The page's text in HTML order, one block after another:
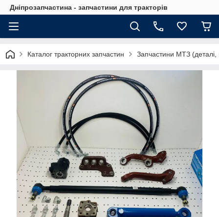
Дніпрозапчастина - запчастини для тракторів
Каталог тракторних запчастин Запчастини МТЗ (деталі,